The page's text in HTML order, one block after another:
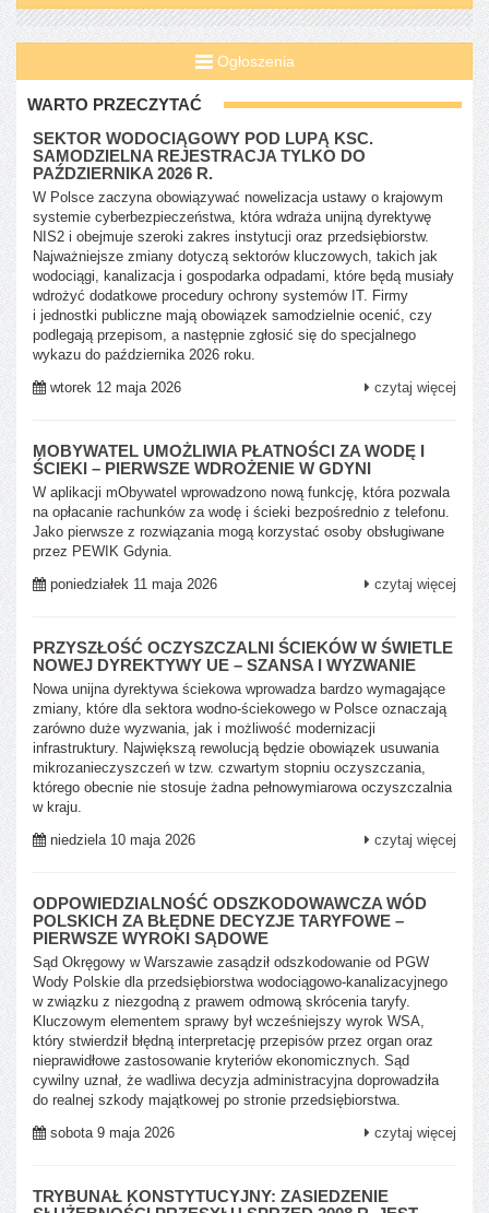
Ogłoszenia
WARTO PRZECZYTAĆ
SEKTOR WODOCIĄGOWY POD LUPĄ KSC.
SAMODZIELNA REJESTRACJA TYLKO DO
PAŹDZIERNIKA 2026 R.
W Polsce zaczyna obowiązywać nowelizacja ustawy o krajowym
systemie cyberbezpieczeństwa, która wdraża unijną dyrektywę
NIS2 i obejmuje szeroki zakres instytucji oraz przedsiębiorstw.
Najważniejsze zmiany dotyczą sektorów kluczowych, takich jak
wodociągi, kanalizacja i gospodarka odpadami, które będą musiały
wdrożyć dodatkowe procedury ochrony systemów IT. Firmy
i jednostki publiczne mają obowiązek samodzielnie ocenić, czy
podlegają przepisom, a następnie zgłosić się do specjalnego
wykazu do października 2026 roku.
wtorek 12 maja 2026
czytaj więcej
MOBYWATEL UMOŻLIWIA PŁATNOŚCI ZA WODĘ I
ŚCIEKI – PIERWSZE WDROŻENIE W GDYNI
W aplikacji mObywatel wprowadzono nową funkcję, która pozwala
na opłacanie rachunków za wodę i ścieki bezpośrednio z telefonu.
Jako pierwsze z rozwiązania mogą korzystać osoby obsługiwane
przez PEWIK Gdynia.
poniedziałek 11 maja 2026
czytaj więcej
PRZYSZŁOŚĆ OCZYSZCZALNI ŚCIEKÓW W ŚWIETLE
NOWEJ DYREKTYWY UE – SZANSA I WYZWANIE
Nowa unijna dyrektywa ściekowa wprowadza bardzo wymagające
zmiany, które dla sektora wodno-ściekowego w Polsce oznaczają
zarówno duże wyzwania, jak i możliwość modernizacji
infrastruktury. Największą rewolucją będzie obowiązek usuwania
mikrozanieczyszczeń w tzw. czwartym stopniu oczyszczania,
którego obecnie nie stosuje żadna pełnowymiarowa oczyszczalnia
w kraju.
niedziela 10 maja 2026
czytaj więcej
ODPOWIEDZIALNOŚĆ ODSZKODOWAWCZA WÓD
POLSKICH ZA BŁĘDNE DECYZJE TARYFOWE –
PIERWSZE WYROKI SĄDOWE
Sąd Okręgowy w Warszawie zasądził odszkodowanie od PGW
Wody Polskie dla przedsiębiorstwa wodociągowo-kanalizacyjnego
w związku z niezgodną z prawem odmową skrócenia taryfy.
Kluczowym elementem sprawy był wcześniejszy wyrok WSA,
który stwierdził błędną interpretację przepisów przez organ oraz
nieprawidłowe zastosowanie kryteriów ekonomicznych. Sąd
cywilny uznał, że wadliwa decyzja administracyjna doprowadziła
do realnej szkody majątkowej po stronie przedsiębiorstwa.
sobota 9 maja 2026
czytaj więcej
TRYBUNAŁ KONSTYTUCYJNY: ZASIEDZENIE